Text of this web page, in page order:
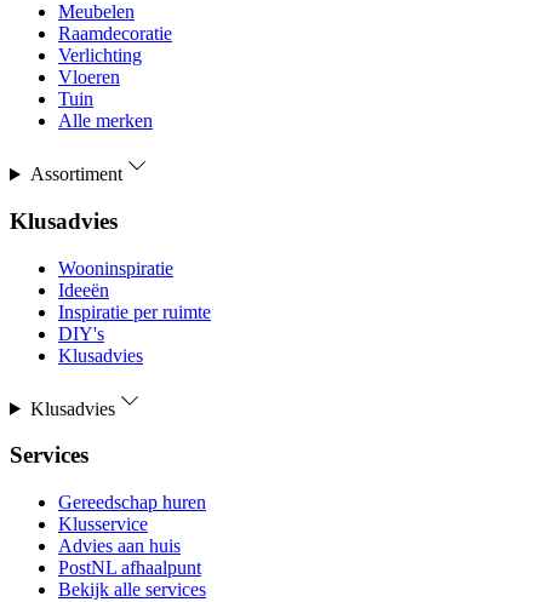
Meubelen
Raamdecoratie
Verlichting
Vloeren
Tuin
Alle merken
Assortiment
Klusadvies
Wooninspiratie
Ideeën
Inspiratie per ruimte
DIY's
Klusadvies
Klusadvies
Services
Gereedschap huren
Klusservice
Advies aan huis
PostNL afhaalpunt
Bekijk alle services